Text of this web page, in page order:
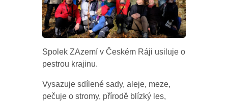
Spolek ZAzemí v Českém Ráji usiluje o
pestrou krajinu.
Vysazuje sdílené sady, aleje, meze,
pečuje o stromy, přírodě blízký les,